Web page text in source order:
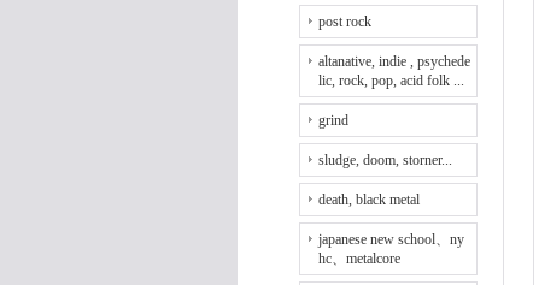
post rock
altanative, indie , psychede
lic, rock, pop, acid folk ...
grind
sludge, doom, storner...
death, black metal
japanese new school、ny
hc、metalcore